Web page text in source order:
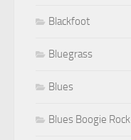
Blackfoot
Bluegrass
Blues
Blues Boogie Rock